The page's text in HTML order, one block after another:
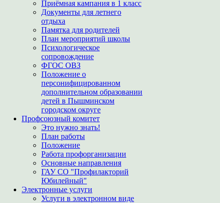
Приёмная кампания в 1 класс
Документы для летнего
отдыха
Памятка для родителей
План мероприятий школы
Психологическое
сопровождение
ФГОС ОВЗ
Положение о
персонифицированном
дополнительном образовании
детей в Пышминском
городском округе
Профсоюзный комитет
Это нужно знать!
План работы
Положение
Работа профорганизации
Основные направления
ГАУ СО "Профилакторий
Юбилейный"
Электронные услуги
Услуги в электронном виде